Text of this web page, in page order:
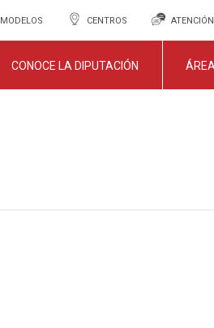
MODELOS CENTROS
CONOCE LA DIPUTACIÓN